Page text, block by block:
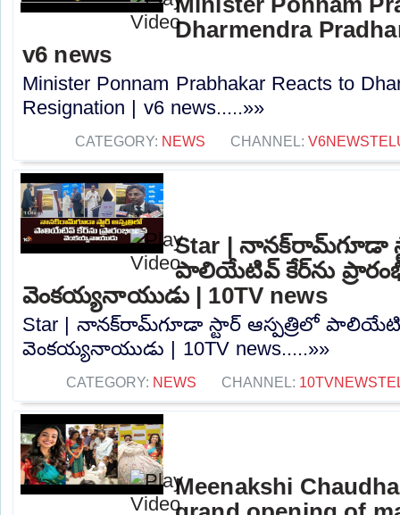
Dharmendra
v6 news
Minister Ponnam Prabhakar Reacts to
Resignation | v6 news.....»»
CATEGORY: NEWS CHANNEL:
Star | నానక్‌రామ్‌గూడా
పాలియేటివ్ కేర్‌ను
వెంకయ్యనాయుడు | 10TV news
Star | నానక్‌రామ్‌గూడా స్టార్ ఆస్పత్రిలో
వెంకయ్యనాయుడు | 10TV news.....»»
CATEGORY: NEWS CHANNEL:
Meenakshi